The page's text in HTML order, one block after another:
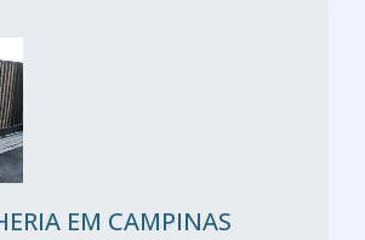
EM CAMPINAS